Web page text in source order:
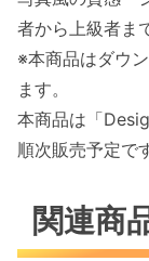
者から上級者ま
※本商品はダウ
ます。
本商品は「
順次販売予定で
関連商